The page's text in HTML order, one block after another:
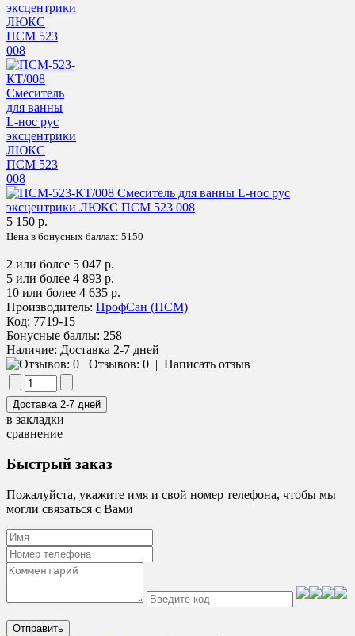
5 150 р.
Цена в бонусных баллах: 5150
2 или более 5 047 р.
5 или более 4 893 р.
10 или более 4 635 р.
Производитель: ПрофСан (ПСМ)
Код: 7719-15
Бонусные баллы: 258
Наличие: Доставка 2-7 дней
Отзывов: 0 | Написать отзыв
в закладки
сравнение
Быстрый заказ
Пожалуйста, укажите имя и свой номер телефона, чтобы мы
могли связаться с Вами
Отправить